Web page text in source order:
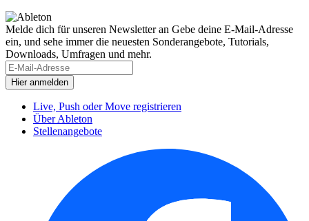
Melde dich für unseren Newsletter an Gebe deine E-Mail-Adresse
ein, und sehe immer die neuesten Sonderangebote, Tutorials,
Downloads, Umfragen und mehr.
Live, Push oder Move registrieren
Über Ableton
Stellenangebote